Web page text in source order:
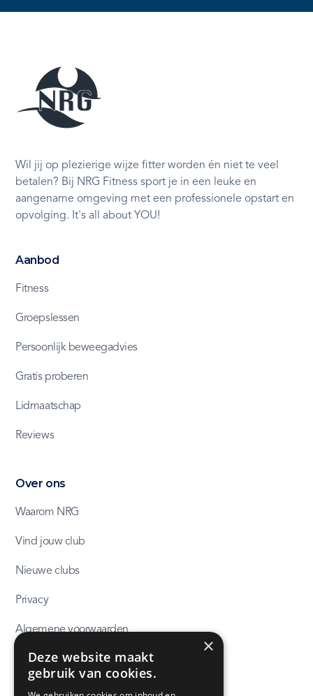
Wil jij op plezierige wijze fitter worden én niet te veel
betalen? Bij NRG Fitness sport je in een leuke en
aangename omgeving met een professionele opstart en
opvolging. It's all about YOU!
Aanbod
Fitness
Groepslessen
Persoonlijk beweegadvies
Gratis proberen
Lidmaatschap
Reviews
Over ons
Waarom NRG
Vind jouw club
Nieuwe clubs
Privacy
Algemene voorwaarden
NRG huisregels
×
Deze website maakt
gebruik van cookies.